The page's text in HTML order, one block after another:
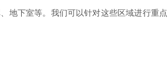
地下室等。我们可以针对这些区域进行重点